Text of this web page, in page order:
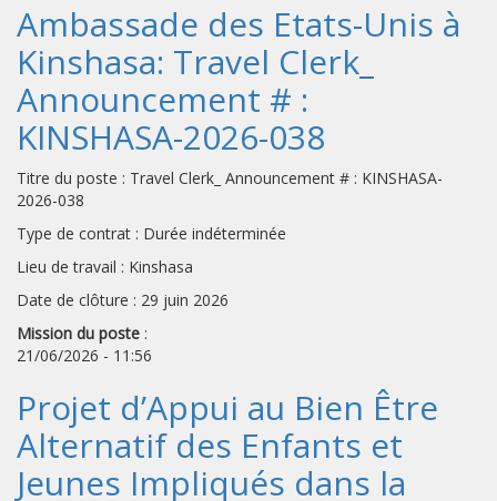
Ambassade des Etats-Unis à
Kinshasa: Travel Clerk_
Announcement # :
KINSHASA-2026-038
Titre du poste : Travel Clerk_ Announcement # : KINSHASA-
2026-038
Type de contrat : Durée indéterminée
Lieu de travail : Kinshasa
Date de clôture : 29 juin 2026
Mission du poste :
21/06/2026 - 11:56
Projet d’Appui au Bien Être
Alternatif des Enfants et
Jeunes Impliqués dans la